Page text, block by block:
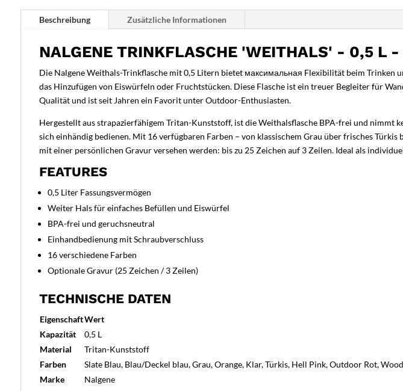
Beschreibung Zusätzliche Informationen
NALGENE TRINKFLASCHE 'WEITHALS' - 0,5 L -
Die Nalgene Weithals-Trinkflasche mit 0,5 Litern bietet максимальная Flexibilität beim
das Hinzufügen von Eiswürfeln oder Fruchtstücken. Diese Flasche ist ein treuer Begleiter für
Qualität und ist seit Jahren ein Favorit unter Outdoor-Enthusiasten.
Hergestellt aus strapazierfähigem Tritan-Kunststoff, ist die Weithalsflasche BPA-frei und nimmt
sich einhändig bedienen. Mit 16 verfügbaren Farben – von klassischem Grau über frisches
mit einer persönlichen Gravur versehen werden: bis zu 25 Zeichen auf 3 Zeilen. Ideal als
FEATURES
0,5 Liter Fassungsvermögen
Weiter Hals für einfaches Befüllen und Eiswürfel
BPA-frei und geruchsneutral
Einhandbedienung mit Schraubverschluss
16 verschiedene Farben
Optionale Gravur (25 Zeichen / 3 Zeilen)
TECHNISCHE DATEN
EigenschaftWert
Kapazität
0,5 L
Material
Tritan-Kunststoff
Farben
Slate Blau, Blau/Deckel blau, Grau, Orange, Klar, Türkis, Hell Pink, Outdoor Rot,
Marke
Nalgene